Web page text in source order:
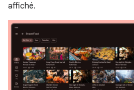
affiché.